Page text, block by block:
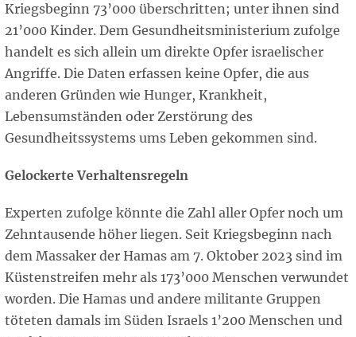
Kriegsbeginn 73’000 überschritten; unter ihnen sind
21’000 Kinder. Dem Gesundheitsministerium zufolge
handelt es sich allein um direkte Opfer israelischer
Angriffe. Die Daten erfassen keine Opfer, die aus
anderen Gründen wie Hunger, Krankheit,
Lebensumständen oder Zerstörung des
Gesundheitssystems ums Leben gekommen sind.
Gelockerte Verhaltensregeln
Experten zufolge könnte die Zahl aller Opfer noch um
Zehntausende höher liegen. Seit Kriegsbeginn nach
dem Massaker der Hamas am 7. Oktober 2023 sind im
Küstenstreifen mehr als 173’000 Menschen verwundet
worden. Die Hamas und andere militante Gruppen
töteten damals im Süden Israels 1’200 Menschen und